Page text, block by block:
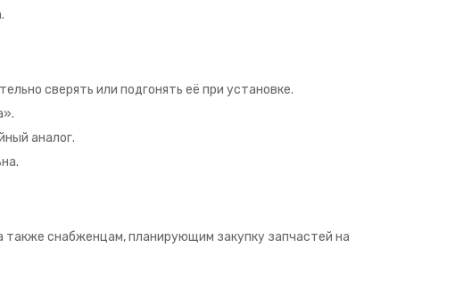
сверять или подгонять её при установке.
аналог.
снабженцам, планирующим закупку запчастей на